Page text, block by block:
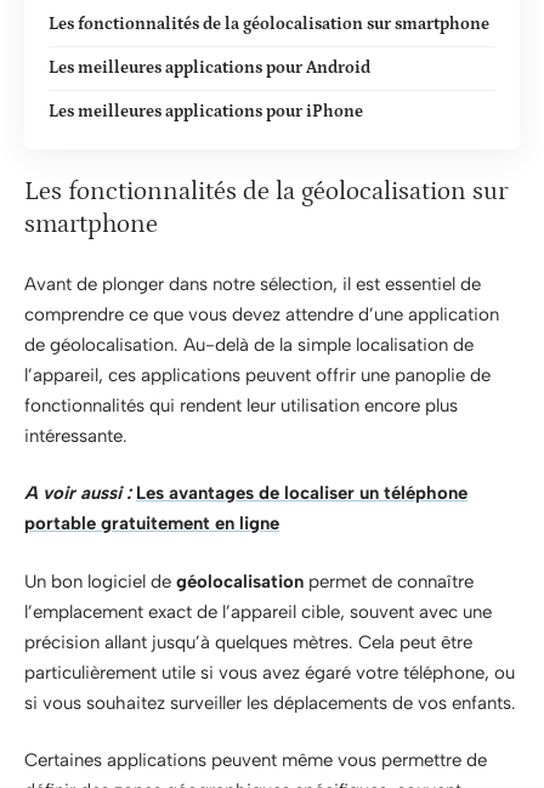
Les fonctionnalités de la géolocalisation sur smartphone
Les meilleures applications pour Android
Les meilleures applications pour iPhone
Les fonctionnalités de la géolocalisation sur
smartphone
Avant de plonger dans notre sélection, il est essentiel de
comprendre ce que vous devez attendre d’une application
de géolocalisation. Au-delà de la simple localisation de
l’appareil, ces applications peuvent offrir une panoplie de
fonctionnalités qui rendent leur utilisation encore plus
intéressante.
A voir aussi : Les avantages de localiser un téléphone
portable gratuitement en ligne
Un bon logiciel de géolocalisation permet de connaître
l’emplacement exact de l’appareil cible, souvent avec une
précision allant jusqu’à quelques mètres. Cela peut être
particulièrement utile si vous avez égaré votre téléphone, ou
si vous souhaitez surveiller les déplacements de vos enfants.
Certaines applications peuvent même vous permettre de